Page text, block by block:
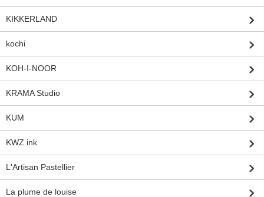
KIKKERLAND
kochi
KOH-I-NOOR
KRAMA Studio
KUM
KWZ ink
L'Artisan Pastellier
La plume de louise